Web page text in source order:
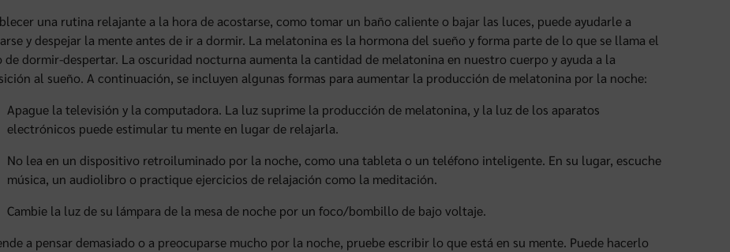
una rutina relajante a la hora de acostarse, como tomar un baño caliente o bajar las luces, puede ayudarle a
y despejar la mente antes de ir a dormir. La melatonina es la hormona del sueño y forma parte de lo que se llama el
de dormir-despertar. La oscuridad nocturna aumenta la cantidad de melatonina en nuestro cuerpo y ayuda a la
al sueño. A continuación, se incluyen algunas formas para aumentar la producción de melatonina por la noche:
Apague la televisión y la computadora. La luz suprime la producción de melatonina, y la luz de los aparatos
electrónicos puede estimular tu mente en lugar de relajarla.
No lea en un dispositivo retroiluminado por la noche, como una tableta o un teléfono inteligente. En su lugar, escuche
música, un audiolibro o practique ejercicios de relajación como la meditación.
Cambie la luz de su lámpara de la mesa de noche por un foco/bombillo de bajo voltaje.
a pensar demasiado o a preocuparse mucho por la noche, pruebe escribir lo que está en su mente. Puede hacerlo